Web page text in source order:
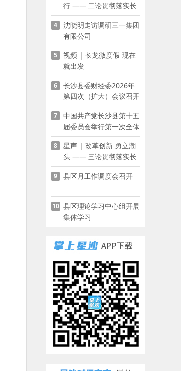
行 —— 二论贯彻落实长
沙县第十五次党代会精神
4
沈晓明走访调研三一集团
有限公司
5
视频 | 长龙微度假 现在
就出发
6
长沙县委财经委2026年
第四次（扩大）会议召开
7
中国共产党长沙县第十五
届委员会举行第一次全体
会议
8
星声 | 改革创新 勇立潮
头 —— 三论贯彻落实长
沙县第十五次党代会精神
9 县区月工作调度会召开
10 县区理论学习中心组开展
集体学习